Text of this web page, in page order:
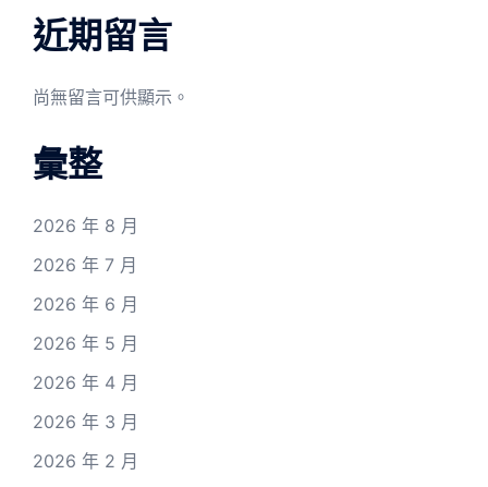
近期留言
尚無留言可供顯示。
彙整
2026 年 8 月
2026 年 7 月
2026 年 6 月
2026 年 5 月
2026 年 4 月
2026 年 3 月
2026 年 2 月